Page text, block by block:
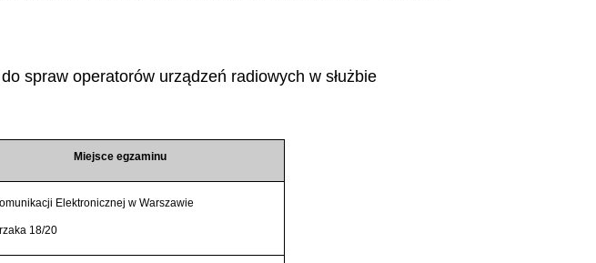
spraw operatorów urządzeń radiowych w służbie
Miejsce egzaminu
Elektronicznej w Warszawie
18/20